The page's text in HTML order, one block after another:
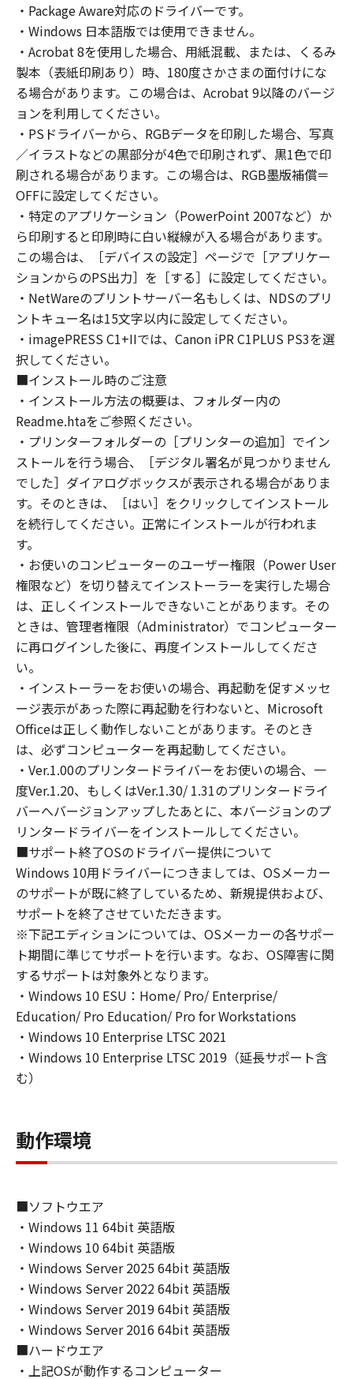
You may allow other users of other
computers connected to your Designated
Computer to use the Software, provided that
you must assure that all such users shall abide
by the terms of this Agreement and shall be
subject to restrictions and obligations borne
by you hereunder.
You may make one copy of the Software
solely for a back-up purpose.
2. RESTRICTIONS
You shall not use the Software except as
expressly granted or permitted herein, and
shall not assign, sublicense, sell, rent, lease,
loan, convey or transfer to any third party the
Software. You shall not alter, translate or
convert to another programming language,
modify, disassemble, decompile or otherwise
reverse engineer the Software and you shall
not have any third party to do so.
3. COPYRIGHT NOTICE
You shall not modify, remove or delete any
copyright notice of Canon or its licensors
contained in the Software, including any copy
thereof.
4. OWNERSHIP
Canon and its licensors retain in all respects
the title, ownership and intellectual property
rights in and to the Software. Except as
express or implied, is hereby conveyed or
granted by Canon to you for any intellectual
property of Canon and its licensors.
5. EXPORT RESTRICTION
You agree to comply with all export laws and
restrictions and regulations of the country
directly or indirectly, the Software in
violation of any such laws, restrictions and
regulations, or without all necessary
approvals.
6. NO SUPPORT
NEITHER CANON, CANON'S SUBSIDIARIES OR
AFFILIATES, THEIR DISTRIBUTORS, OR
DEALERS NOR CANON'S LICENSORS ARE
RESPONSIBLE FOR MAINTAINING OR
HELPING YOU TO USE THE SOFTWARE. NO
UPDATES, FIXES OR SUPPORTS WILL BE
MADE AVAILABLE FOR THE SOFTWARE.
7. NO WARRANTY AND DISCLAIMER OF
INDEMNITY
[NO WARRANTY] THE SOFTWARE IS
PROVIDED "AS IS" WITHOUT WARRANTY OF
ANY KIND, EITHER EXPRESSED OR IMPLIED,
INCLUDING, BUT NOT LIMITED TO THE
IMPLIED WARRANTIES OF MERCHANTABILITY
AND FITNESS FOR A PARTICULAR PURPOSE.
DEFECTIVE, YOU ASSUME THE ENTIRE COST
OF ALL NECESSARY SERVICING, REPAIR OR
CORRECTION. SOME STATES OR LEGAL
EXCLUSION OF IMPLIED WARRANTIES, SO
THE ABOVE EXCLUSION MAY NOT APPLY TO
YOU.
THIS WARRANTY GIVES YOU SPECIFIC LEGAL
RIGHTS AND YOU MAY ALSO HAVE OTHER
RIGHTS WHICH VARY FROM STATE TO STATE
OR JURISDICTION TO JURISDICTION.
NEITHER CANON, CANON'S SUBSIDIARIES OR
AFFILIATES, THEIR DISTRIBUTORS, OR
・Package Aware対応のドライバーです。
・Windows 日本語版では使用できません。
・Acrobat 8を使用した場合、用紙混載、または、くるみ
製本（表紙印刷あり）時、180度さかさまの面付けにな
る場合があります。この場合は、Acrobat 9以降のバージ
ョンを利用してください。
・PSドライバーから、RGBデータを印刷した場合、写真
／イラストなどの黒部分が4色で印刷されず、黒1色で印
刷される場合があります。この場合は、RGB墨版補償＝
OFFに設定してください。
・特定のアプリケーション（PowerPoint 2007など）か
ら印刷すると印刷時に白い縦線が入る場合があります。
この場合は、［デバイスの設定］ページで［アプリケー
ションからのPS出力］を［する］に設定してください。
・NetWareのプリントサーバー名もしくは、NDSのプリ
ントキュー名は15文字以内に設定してください。
・imagePRESS C1+IIでは、Canon iPR C1PLUS PS3を選
択してください。
■インストール時のご注意
・インストール方法の概要は、フォルダー内の
Readme.htaをご参照ください。
・プリンターフォルダーの［プリンターの追加］でイン
ストールを行う場合、［デジタル署名が見つかりません
でした］ダイアログボックスが表示される場合がありま
す。そのときは、［はい］をクリックしてインストール
を続行してください。正常にインストールが行われま
す。
・お使いのコンピューターのユーザー権限（Power User
権限など）を切り替えてインストーラーを実行した場合
は、正しくインストールできないことがあります。その
ときは、管理者権限（Administrator）でコンピューター
に再ログインした後に、再度インストールしてくださ
い。
・インストーラーをお使いの場合、再起動を促すメッセ
ージ表示があった際に再起動を行わないと、Microsoft
Officeは正しく動作しないことがあります。そのとき
は、必ずコンピューターを再起動してください。
・Ver.1.00のプリンタードライバーをお使いの場合、一
度Ver.1.20、もしくはVer.1.30/ 1.31のプリンタードライ
バーへバージョンアップしたあとに、本バージョンのプ
リンタードライバーをインストールしてください。
■サポート終了OSのドライバー提供について
Windows 10用ドライバーにつきましては、OSメーカー
のサポートが既に終了しているため、新規提供および、
サポートを終了させていただきます。
※下記エディションについては、OSメーカーの各サポー
ト期間に準じてサポートを行います。なお、OS障害に関
するサポートは対象外となります。
・Windows 10 ESU：Home/ Pro/ Enterprise/
Education/ Pro Education/ Pro for Workstations
・Windows 10 Enterprise LTSC 2021
・Windows 10 Enterprise LTSC 2019（延長サポート含
む）
動作環境
■ソフトウエア
・Windows 11 64bit 英語版
・Windows 10 64bit 英語版
・Windows Server 2025 64bit 英語版
・Windows Server 2022 64bit 英語版
・Windows Server 2019 64bit 英語版
・Windows Server 2016 64bit 英語版
■ハードウエア
・上記OSが動作するコンピューター